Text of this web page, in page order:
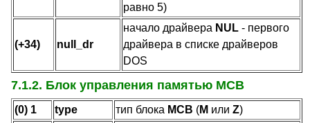
равно 5)
(+34) null_dr
начало драйвера NUL - первого
драйвера в списке драйверов
DOS
7.1.2. Блок управления памятью MCB
(0) 1 type тип блока MCB (M или Z)